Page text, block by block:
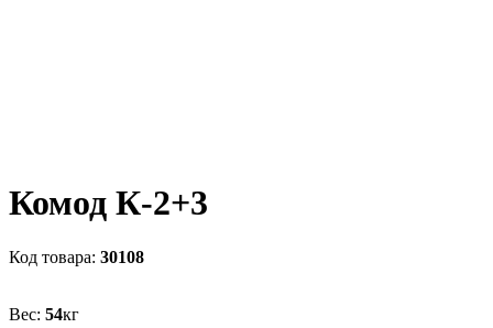
Комод К-2+3
30108
54кг